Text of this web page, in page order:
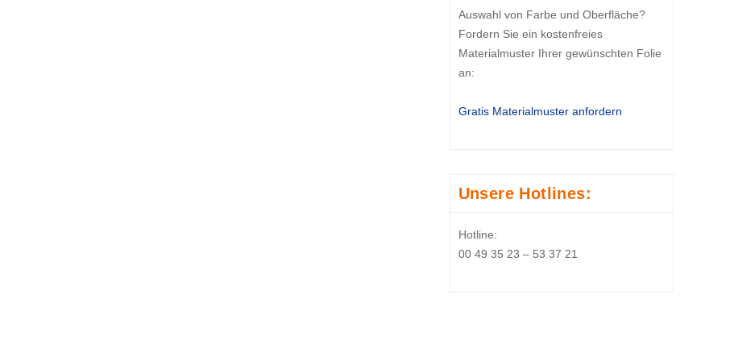
Auswahl von Farbe und Oberfläche?
Fordern Sie ein kostenfreies
Materialmuster Ihrer gewünschten Folie
an:
Gratis Materialmuster anfordern
Unsere Hotlines:
Hotline:
00 49 35 23 – 53 37 21